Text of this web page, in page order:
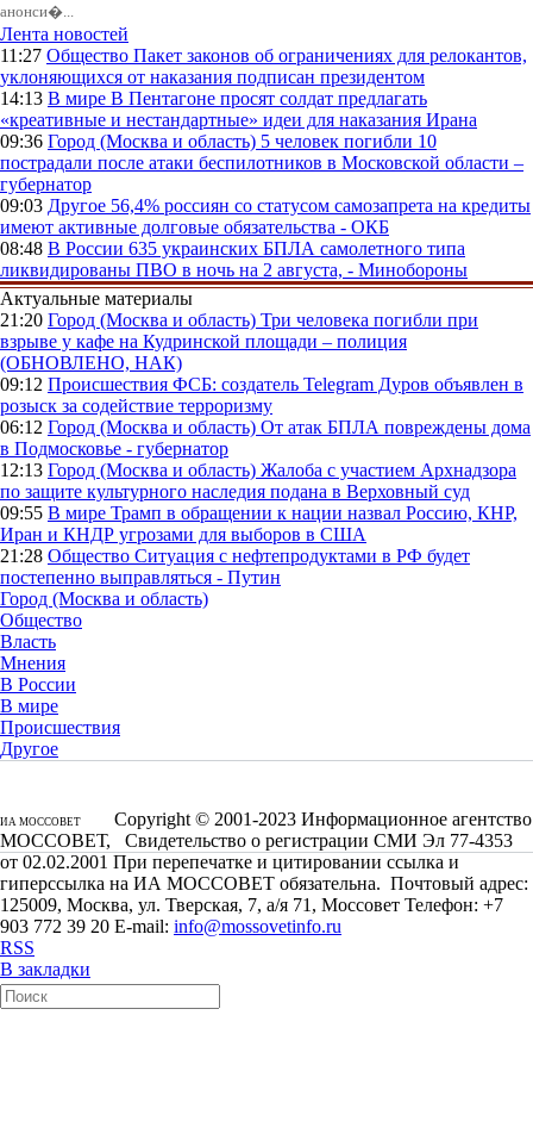
анонси�...
Лента новостей
11:27 Общество Пакет законов об ограничениях для релокантов,
уклоняющихся от наказания подписан президентом
14:13 В мире В Пентагоне просят солдат предлагать
«креативные и нестандартные» идеи для наказания Ирана
09:36 Город (Москва и область) 5 человек погибли 10
пострадали после атаки беспилотников в Московской области –
губернатор
09:03 Другое 56,4% россиян со статусом самозапрета на кредиты
имеют активные долговые обязательства - ОКБ
08:48 В России 635 украинских БПЛА самолетного типа
ликвидированы ПВО в ночь на 2 августа, - Минобороны
Актуальные материалы
21:20 Город (Москва и область) Три человека погибли при
взрыве у кафе на Кудринской площади – полиция
(ОБНОВЛЕНО, НАК)
09:12 Происшествия ФСБ: создатель Telegram Дуров объявлен в
розыск за содействие терроризму
06:12 Город (Москва и область) От атак БПЛА повреждены дома
в Подмосковье - губернатор
12:13 Город (Москва и область) Жалоба с участием Архнадзора
по защите культурного наследия подана в Верховный суд
09:55 В мире Трамп в обращении к нации назвал Россию, КНР,
Иран и КНДР угрозами для выборов в США
21:28 Общество Ситуация с нефтепродуктами в РФ будет
постепенно выправляться - Путин
Город (Москва и область)
Общество
Власть
Мнения
В России
В мире
Происшествия
Другое
ИА МОССОВЕТ
Copyright © 2001-2023 Информационное агентство
МОССОВЕТ, Свидетельство о регистрации СМИ Эл 77-4353
от 02.02.2001 При перепечатке и цитировании ссылка и
гиперссылка на ИА МОССОВЕТ обязательна. Почтовый адрес:
125009, Москва, ул. Тверская, 7, а/я 71, Моссовет Телефон: +7
903 772 39 20 E-mail: info@mossovetinfo.ru
RSS
В закладки